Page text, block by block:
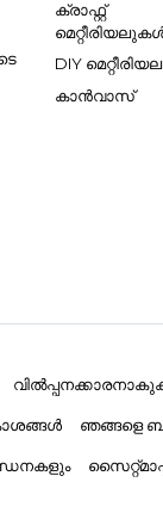
ക്രാഫ്റ്റ്
DIY
കാൻവാസ്
ഞങ്ങളെ